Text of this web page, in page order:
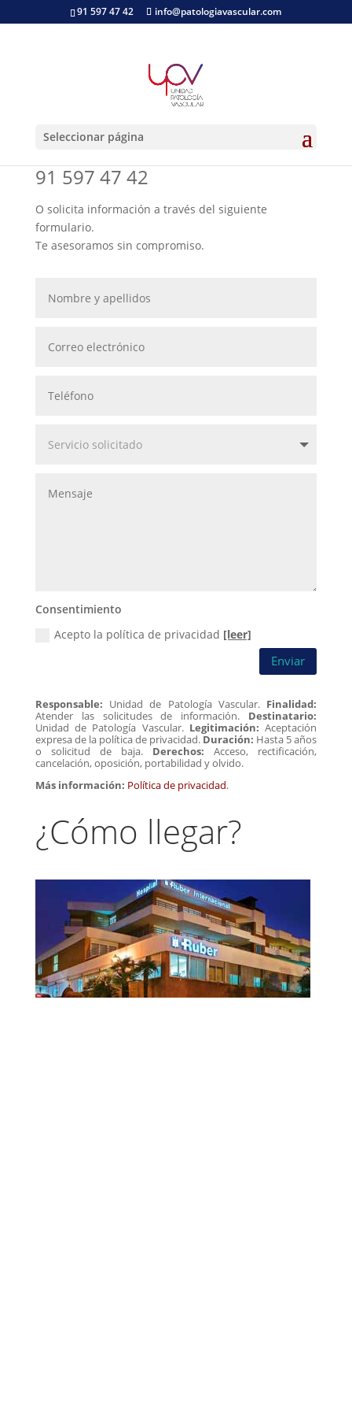
91 597 47 42 info@patologiavascular.com
Seleccionar página
Contacto
91 597 47 42
O solicita información a través del siguiente
formulario.
Te asesoramos sin compromiso.
Consentimiento
Acepto la política de privacidad [leer]
Enviar
Responsable: Unidad de Patología Vascular. Finalidad:
Atender las solicitudes de información. Destinatario:
Unidad de Patología Vascular. Legitimación: Aceptación
expresa de la política de privacidad. Duración: Hasta 5 años
o solicitud de baja. Derechos: Acceso, rectificación,
cancelación, oposición, portabilidad y olvido.
Más información: Política de privacidad.
¿Cómo llegar?